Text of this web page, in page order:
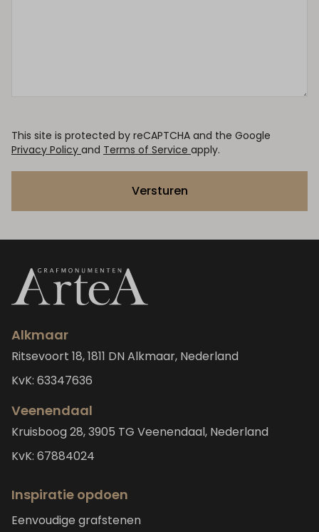
This site is protected by reCAPTCHA and the Google
Privacy Policy and Terms of Service apply.
Versturen
Alkmaar
Ritsevoort 18, 1811 DN Alkmaar, Nederland
KvK: 63347636
Veenendaal
Kruisboog 28, 3905 TG Veenendaal, Nederland
KvK: 67884024
Inspiratie opdoen
Eenvoudige grafstenen